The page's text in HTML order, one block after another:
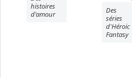
histoires
d'amour
Des
séries
d'Héroic
Fantasy